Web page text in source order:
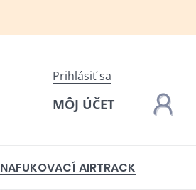
Prihlásiť sa
MÔJ ÚČET
NAFUKOVACÍ AIRTRACK